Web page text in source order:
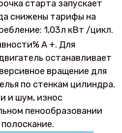
старта запускает
снижены тарифы на
1,03л кВт /цикл.
А +. Для
останавливает
вращение для
по стенкам цилиндра.
и шум, износ
пенообразовании